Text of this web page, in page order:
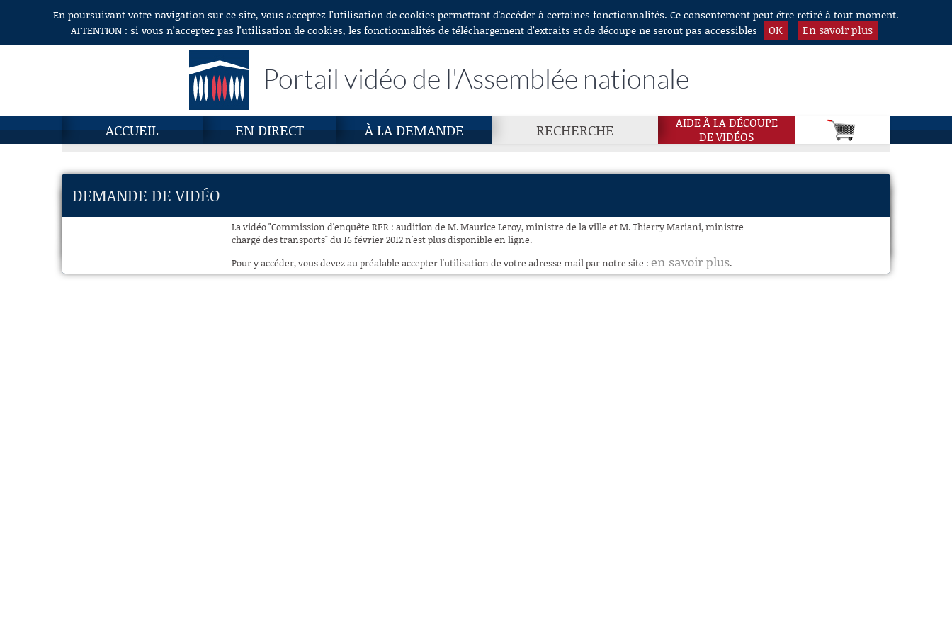
Aller au contenuEn poursuivant votre navigation sur ce site, vous acceptez l’utilisation de cookies permettant d'accéder à certaines fonctionnalités. Ce consentement peut être retiré à tout moment.
ATTENTION : si vous n’acceptez pas l’utilisation de cookies, les fonctionnalités de téléchargement d’extraits et de découpe ne seront pas accessibles
OK En savoir plus
Portail vidéo de l'Assemblée nationale
ACCUEIL EN DIRECT À LA DEMANDE RECHERCHE
AIDE À LA DÉCOUPE
DE VIDÉOS
DEMANDE DE VIDÉO
La vidéo "Commission d'enquête RER : audition de M. Maurice Leroy, ministre de la ville et M. Thierry Mariani, ministre
chargé des transports" du 16 février 2012 n'est plus disponible en ligne.
Pour y accéder, vous devez au préalable accepter l'utilisation de votre adresse mail par notre site : en savoir plus.